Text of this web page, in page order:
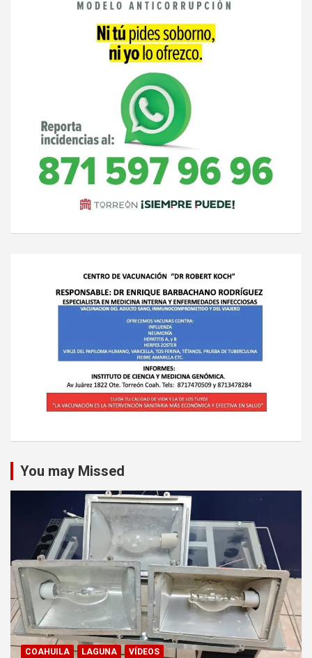
You may Missed
COAHUILA LAGUNA VÍDEOS